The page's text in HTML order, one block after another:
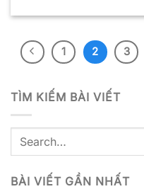
1 2 3
TÌM KIẾM BÀI VIẾT
BÀI VIẾT GẦN NHẤT